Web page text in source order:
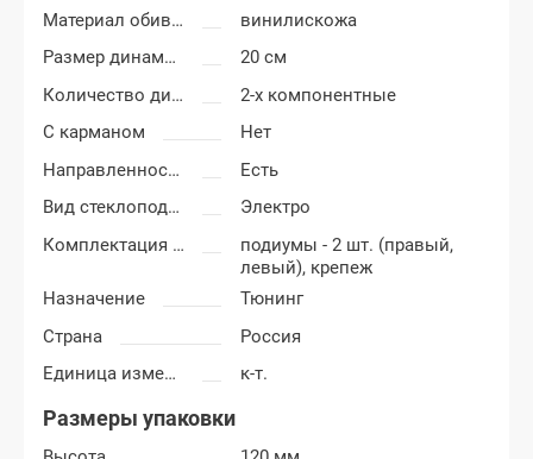
Материал обивки подиумов
винилискожа
Размер динамиков
20 см
Количество динамиков
2-х компонентные
С карманом
Нет
Направленность
Есть
Вид стеклоподъемников
Электро
Комплектация подиумов
подиумы - 2 шт. (правый,
левый), крепеж
Назначение
Тюнинг
Страна
Россия
Единица измерения
к-т.
Размеры упаковки